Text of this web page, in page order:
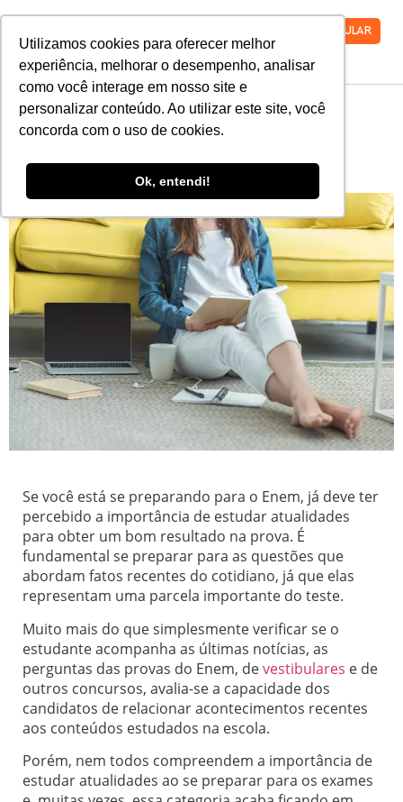
Utilizamos cookies para oferecer melhor
experiência, melhorar o desempenho, analisar
como você interage em nosso site e
personalizar conteúdo. Ao utilizar este site, você
concorda com o uso de cookies.
Ok, entendi!
VESTIBULAR
7 dicas de como estudar
atualidades para o Enem
Se você está se preparando para o Enem, já deve ter
percebido a importância de estudar atualidades
para obter um bom resultado na prova. É
fundamental se preparar para as questões que
abordam fatos recentes do cotidiano, já que elas
representam uma parcela importante do teste.
Muito mais do que simplesmente verificar se o
estudante acompanha as últimas notícias, as
perguntas das provas do Enem, devestibulares e de
outros concursos, avalia-se a capacidade dos
candidatos de relacionar acontecimentos recentes
aos conteúdos estudados na escola.
Porém, nem todos compreendem a importância de
estudar atualidades ao se preparar para os exames